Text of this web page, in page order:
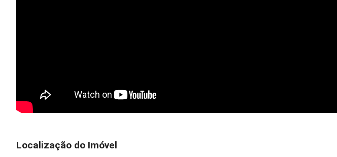
Localização do Imóvel